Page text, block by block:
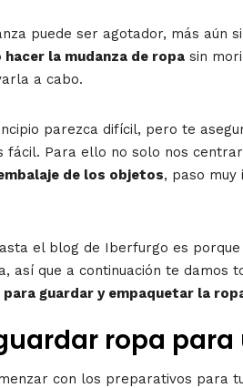
puede ser agotador, más aún
hacer la mudanza de ropa sin
a cabo.
parezca difícil, pero te
fácil. Para ello no solo nos
de los objetos, paso muy
el blog de Iberfurgo es
así que a continuación te
guardar y empaquetar la
ropa
con los preparativos para